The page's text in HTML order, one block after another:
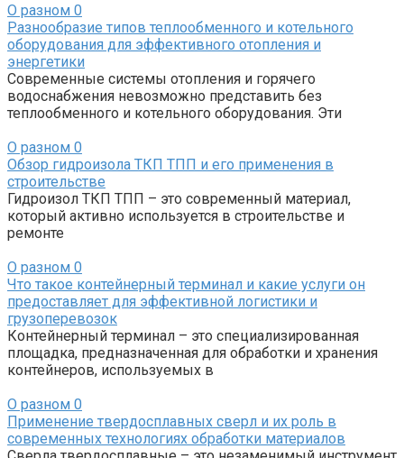
О разном 0
Разнообразие типов теплообменного и котельного
оборудования для эффективного отопления и
энергетики
Современные системы отопления и горячего
водоснабжения невозможно представить без
теплообменного и котельного оборудования. Эти
О разном 0
Обзор гидроизола ТКП ТПП и его применения в
строительстве
Гидроизол ТКП ТПП – это современный материал,
который активно используется в строительстве и
ремонте
О разном 0
Что такое контейнерный терминал и какие услуги он
предоставляет для эффективной логистики и
грузоперевозок
Контейнерный терминал – это специализированная
площадка, предназначенная для обработки и хранения
контейнеров, используемых в
О разном 0
Применение твердосплавных сверл и их роль в
современных технологиях обработки материалов